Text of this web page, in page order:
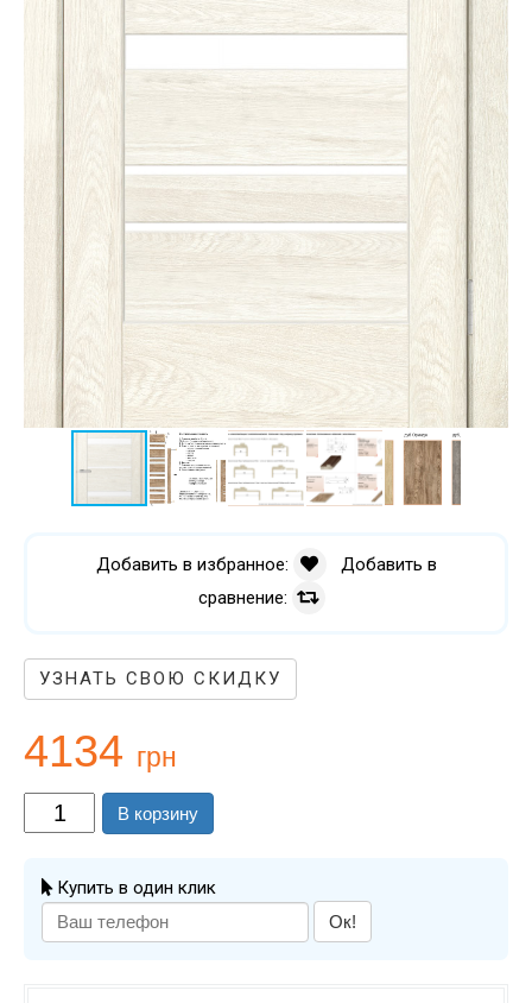
Добавить в избранное:
Добавить в
сравнение:
УЗНАТЬ СВОЮ СКИДКУ
4134 грн
В корзину
Купить в один клик
Ок!